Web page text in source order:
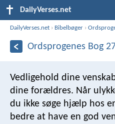
DailyVerses.net
DailyVerses.net › Bibelbøger ›
Ordsprogenes Bog
Vedligehold dine
dine forældres. Når
du ikke søge hjælp hos
bedre at have en god